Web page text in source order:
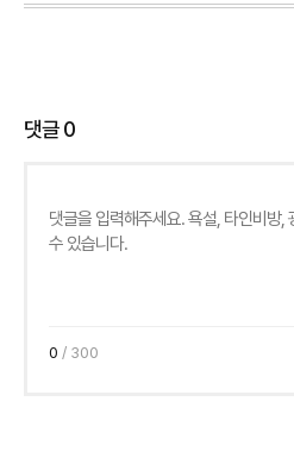
댓글0
0 / 300